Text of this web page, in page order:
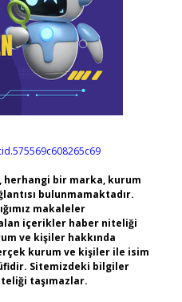
bir marka, kurum
bulunmamaktadır.
makaleler
içerikler haber niteliği
ve kişiler hakkında
kurum ve kişiler ile isim
Sitemizdeki bilgiler
taşımazlar.